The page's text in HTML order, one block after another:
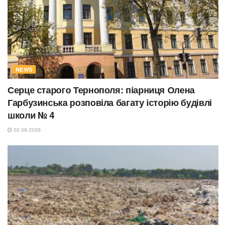
NEWS
Серце старого Тернополя: піарниця Олена
Гарбузинська розповіла багату історію будівлі
школи № 4
02.08.2026